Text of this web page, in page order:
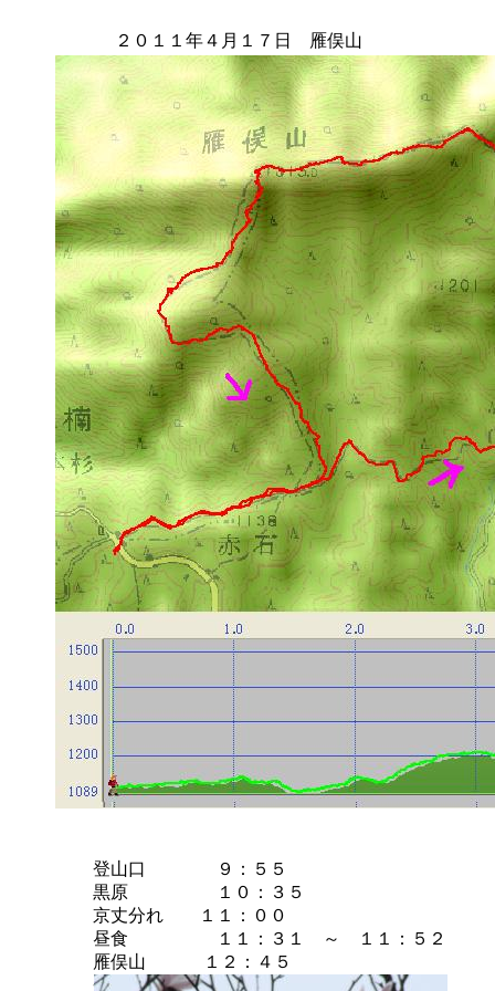
２０１１年４月１７日 雁俣山
登山口 ９：５５
黒原 １０：３５
京丈分れ １１：００
昼食 １１：３１ ～ １１：５２
雁俣山 １２：４５
登山口 １３：５５